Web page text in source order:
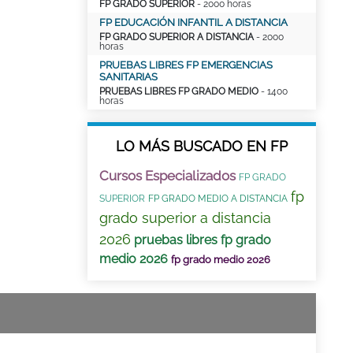
FP GRADO SUPERIOR - 2000 horas
FP EDUCACIÓN INFANTIL A DISTANCIA
FP GRADO SUPERIOR A DISTANCIA- 2000
horas
PRUEBAS LIBRES FP EMERGENCIAS
SANITARIAS
PRUEBAS LIBRES FP GRADO MEDIO - 1400
horas
LO MÁS BUSCADO EN FP
Cursos Especializados FP GRADO
SUPERIOR FP GRADO MEDIO A DISTANCIA fp
grado superior a distancia
2026 pruebas libres fp grado
medio 2026 fp grado medio 2026